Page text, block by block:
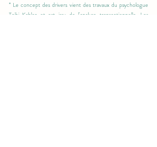
* Le concept des drivers vient des travaux du psychologue
Taibi Kahler et est issu de l'analyse transactionnelle. Les